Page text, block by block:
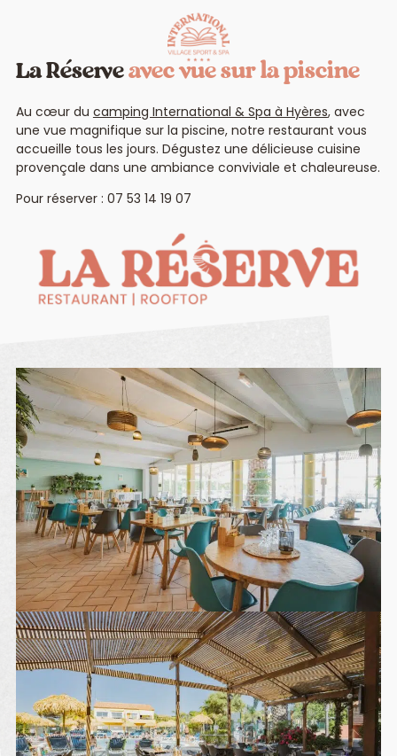
La Réserveavec vue sur la piscine
Au cœur du camping International & Spa à Hyères, avec
une vue magnifique sur la piscine, notre restaurant vous
accueille tous les jours. Dégustez une délicieuse cuisine
provençale dans une ambiance conviviale et chaleureuse.
Pour réserver : 07 53 14 19 07